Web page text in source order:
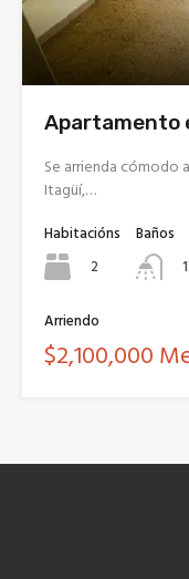
Apartamento
Se arrienda cómodo
Itagüí,…
Habitacións
2
Baños
1
Arriendo
$2,100,000